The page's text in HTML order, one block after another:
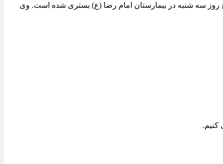
روز سه شنبه در بیمارستان امام رضا (ع) بستری شده است. وی
کنیم.